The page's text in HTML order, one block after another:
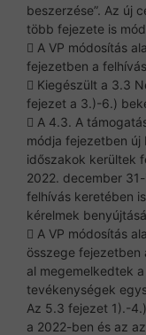
beszerzése”. Az új
több fejezete is
 A VP módosítás
fejezetben a
 Kiegészült a 3.3
fejezet a 3.)-6.)
 A 4.3. A
módja fejezetben új
időszakok kerültek
2022. december
felhívás keretében
kérelmek
 A VP módosítás
összege fejezetben
al megemelkedtek
tevékenységek
Az 5.3 fejezet 1).-
a 2022-ben és az